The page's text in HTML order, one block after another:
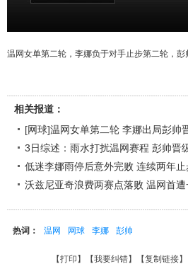
温网女单第二轮，李娜负于对手止步第二轮，彭
相关报道：
[网球]温网女单第二轮 李娜出局彭帅
3日综述：雨水打扰温网赛程 彭帅晋
低迷李娜雨停后意外完败 连续两年
沃兹尼亚奇浪费两赛点落败 温网首
热词： 温网 网球 李娜 彭帅
【打印 】【我要纠错】【复制链接